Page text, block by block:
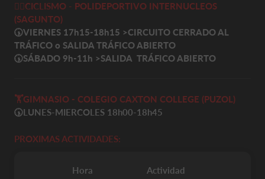
🚴‍♀️CICLISMO - POLIDEPORTIVO INTERNUCLEOS
(SAGUNTO)
🕠VIERNES 17h15-18h15 >CIRCUITO CERRADO AL
TRÁFICO o SALIDA TRÁFICO ABIERTO
🕠SÁBADO 9h-11h >SALIDA TRÁFICO ABIERTO
🏋️GIMNASIO - COLEGIO CAXTON COLLEGE (PUZOL)
🕠LUNES-MIERCOLES 18h00-18h45
PROXIMAS ACTIVIDADES:
Hora Actividad